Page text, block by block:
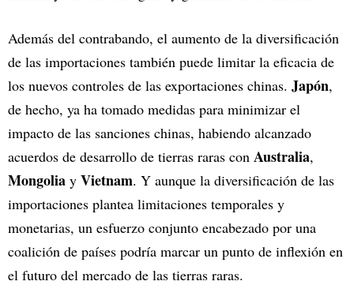
Además del contrabando, el aumento de la diversificación
de las importaciones también puede limitar la eficacia de
los nuevos controles de las exportaciones chinas. Japón,
de hecho, ya ha tomado medidas para minimizar el
impacto de las sanciones chinas, habiendo alcanzado
acuerdos de desarrollo de tierras raras con Australia,
Mongolia y Vietnam. Y aunque la diversificación de las
importaciones plantea limitaciones temporales y
monetarias, un esfuerzo conjunto encabezado por una
coalición de países podría marcar un punto de inflexión en
el futuro del mercado de las tierras raras.